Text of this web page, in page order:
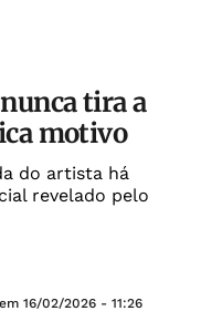
tira a
motivo
do artista há
revelado pelo
16/02/2026 - 11:26